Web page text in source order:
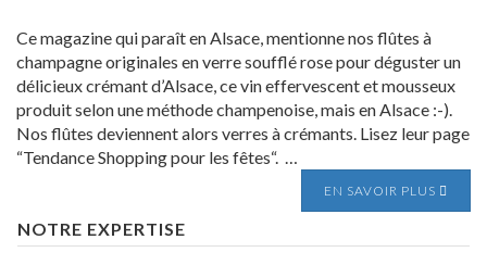
Ce magazine qui paraît en Alsace, mentionne nos flûtes à
champagne originales en verre soufflé rose pour déguster un
délicieux crémant d’Alsace, ce vin effervescent et mousseux
produit selon une méthode champenoise, mais en Alsace :-).
Nos flûtes deviennent alors verres à crémants. Lisez leur page
“Tendance Shopping pour les fêtes“. …
EN SAVOIR PLUS
NOTRE EXPERTISE